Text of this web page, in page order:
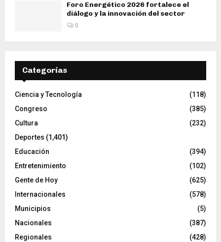
Foro Energético 2026 fortalece el
diálogo y la innovación del sector
0
Categorías
Ciencia y Tecnología
(118)
Congreso
(385)
Cultura
(232)
Deportes (1,401)
Educación
(394)
Entretenimiento
(102)
Gente de Hoy
(625)
Internacionales
(578)
Municipios
(5)
Nacionales
(387)
Regionales
(428)